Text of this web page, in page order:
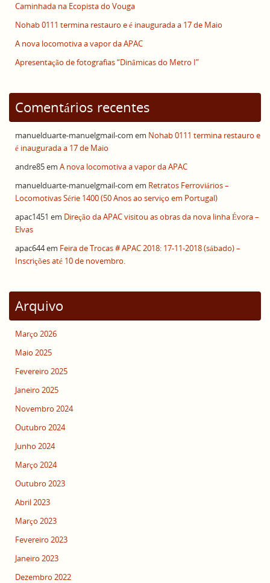
Caminhada na Ecopista do Vouga
Nohab 0111 termina restauro e é inaugurada a 17 de Maio
A nova locomotiva a vapor da APAC
Apresentação de fotografias “Dinâmicas do Metro I”
Comentários recentes
manuelduarte-manuelgmail-com em Nohab 0111 termina restauro e
é inaugurada a 17 de Maio
andre85em A nova locomotiva a vapor da APAC
manuelduarte-manuelgmail-com em Retratos Ferroviários –
Locomotivas Série 1400 (50 Anos ao serviço em Portugal)
apac1451 em Direção da APAC visitou as obras da nova linha Évora –
Elvas
apac644em Feira de Trocas # APAC 2018: 17-11-2018 (sábado) –
Inscrições até 10 de novembro.
Arquivo
Março 2026
Maio 2025
Fevereiro 2025
Janeiro 2025
Novembro 2024
Outubro 2024
Junho 2024
Março 2024
Outubro 2023
Abril 2023
Março 2023
Fevereiro 2023
Janeiro 2023
Dezembro 2022